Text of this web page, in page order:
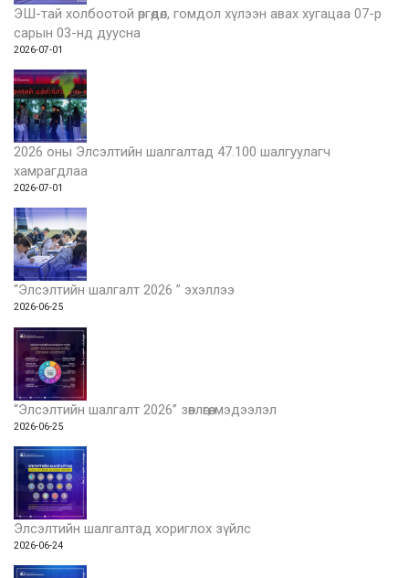
ЭШ-тай холбоотой өргөдөл, гомдол хүлээн авах хугацаа 07-р
сарын 03-нд дуусна
2026-07-01
2026 оны Элсэлтийн шалгалтад 47.100 шалгуулагч
хамрагдлаа
2026-07-01
“Элсэлтийн шалгалт 2026 ” эхэллээ
2026-06-25
“Элсэлтийн шалгалт 2026” зөвлөгөө, мэдээлэл
2026-06-25
Элсэлтийн шалгалтад хориглох зүйлс
2026-06-24